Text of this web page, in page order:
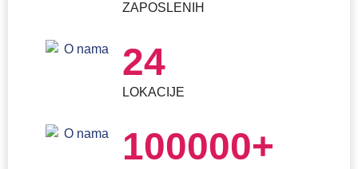
ZAPOSLENIH
24
LOKACIJE
100000+